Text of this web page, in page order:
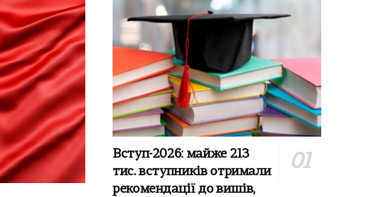
Вступ-2026: майже 213
тис. вступників отримали
рекомендації до вишів,